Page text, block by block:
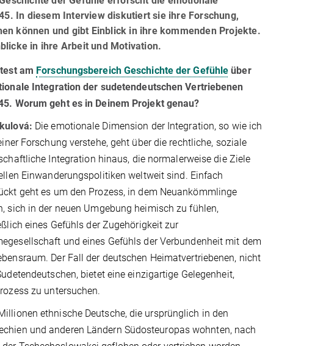
In diesem Interview diskutiert sie ihre Forschung,
können und gibt Einblick in ihre kommenden Projekte.
in ihre Arbeit und Motivation.
am Forschungsbereich Geschichte der Gefühle über
Integration der sudetendeutschen Vertriebenen
Worum geht es in Deinem Projekt genau?
Die emotionale Dimension der Integration, so wie ich
Forschung verstehe, geht über die rechtliche, soziale
Integration hinaus, die normalerweise die Ziele
Einwanderungspolitiken weltweit sind. Einfach
geht es um den Prozess, in dem Neuankömmlinge
sich in der neuen Umgebung heimisch zu fühlen,
eines Gefühls der Zugehörigkeit zur
und eines Gefühls der Verbundenheit mit dem
Der Fall der deutschen Heimatvertriebenen, nicht
bietet eine einzigartige Gelegenheit,
zu untersuchen.
ethnische Deutsche, die ursprünglich in den
und anderen Ländern Südosteuropas wohnten, nach